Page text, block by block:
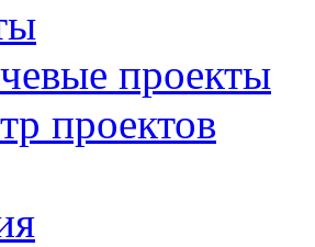
проекты
проектов